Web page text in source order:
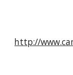
http://